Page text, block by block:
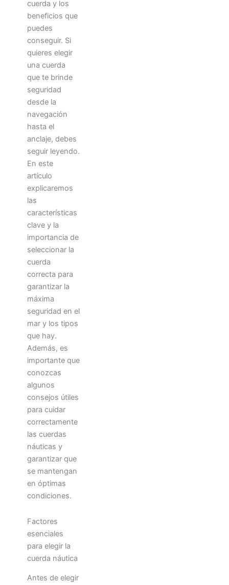
cuerda y los
beneficios que
puedes
conseguir. Si
quieres elegir
una cuerda
que te brinde
seguridad
desde la
navegación
hasta el
anclaje, debes
seguir leyendo.
En este
artículo
explicaremos
las
características
clave y la
importancia de
seleccionar la
cuerda
correcta para
garantizar la
máxima
seguridad en el
mar y los tipos
que hay.
Además, es
importante que
conozcas
algunos
consejos útiles
para cuidar
correctamente
las cuerdas
náuticas y
garantizar que
se mantengan
en óptimas
condiciones.
Factores
esenciales
para elegir la
cuerda náutica
Antes de elegir